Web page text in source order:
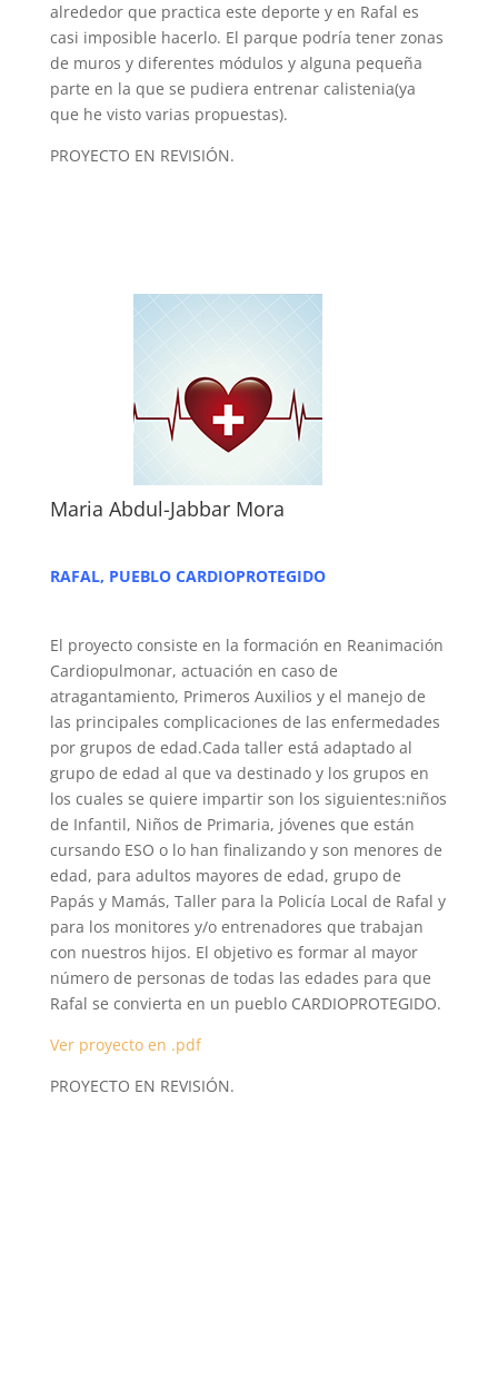
alrededor que practica este deporte y en Rafal es
casi imposible hacerlo. El parque podría tener zonas
de muros y diferentes módulos y alguna pequeña
parte en la que se pudiera entrenar calistenia(ya
que he visto varias propuestas).
PROYECTO EN REVISIÓN.
Maria Abdul-Jabbar Mora
RAFAL, PUEBLO CARDIOPROTEGIDO
El proyecto consiste en la formación en Reanimación
Cardiopulmonar, actuación en caso de
atragantamiento, Primeros Auxilios y el manejo de
las principales complicaciones de las enfermedades
por grupos de edad.Cada taller está adaptado al
grupo de edad al que va destinado y los grupos en
los cuales se quiere impartir son los siguientes:niños
de Infantil, Niños de Primaria, jóvenes que están
cursando ESO o lo han finalizando y son menores de
edad, para adultos mayores de edad, grupo de
Papás y Mamás, Taller para la Policía Local de Rafal y
para los monitores y/o entrenadores que trabajan
con nuestros hijos. El objetivo es formar al mayor
número de personas de todas las edades para que
Rafal se convierta en un pueblo CARDIOPROTEGIDO.
Ver proyecto en .pdf
PROYECTO EN REVISIÓN.